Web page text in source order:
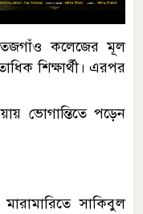
কলেজের মূল
শিক্ষার্থী। এরপর
ভোগান্তিতে পড়েন
সাকিবুল